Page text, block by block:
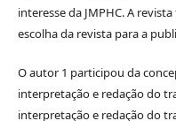
interesse da JMPHC. A
escolha da revista para a
O autor 1 participou da
interpretação e redação do
interpretação e redação do